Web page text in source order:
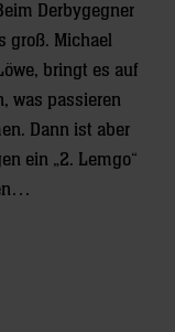
Derbygegner
groß. Michael
bringt es auf
was passieren
Dann ist aber
ein „2. Lemgo“